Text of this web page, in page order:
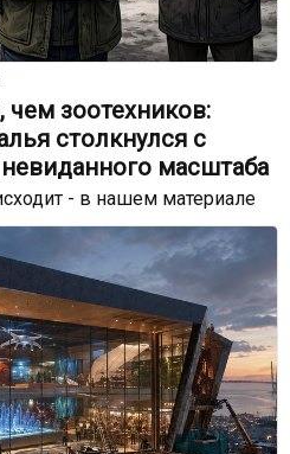
зоотехников:
столкнулся с
масштаба
- в нашем материале